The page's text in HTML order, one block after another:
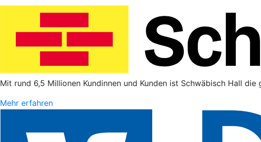
Mit rund 6,5 Millionen Kundinnen und Kunden ist Schwäbisch Hall
Mehr erfahren